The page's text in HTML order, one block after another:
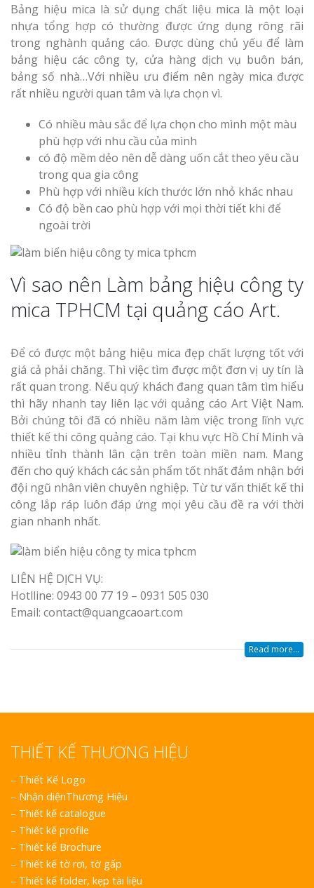
Bảng hiệu mica là sử dụng chất liệu mica là một loại
nhựa tổng hợp có thường được ứng dụng rông rãi
trong nghành quảng cáo. Được dùng chủ yếu để làm
bảng hiệu các công ty, cửa hàng dịch vụ buôn bán,
bảng số nhà…Với nhiều ưu điểm nên ngày mica được
rất nhiều người quan tâm và lựa chọn vì.
Có nhiều màu sắc để lựa chọn cho mình một màu
phù hợp với nhu cầu của mình
có độ mềm dẻo nên dễ dàng uốn cắt theo yêu cầu
trong qua gia công
Phù hợp với nhiều kích thước lớn nhỏ khác nhau
Có độ bền cao phù hợp với mọi thời tiết khi để
ngoài trời
Vì sao nên Làm bảng hiệu công ty
mica TPHCM tại quảng cáo Art.
Để có được một bảng hiệu mica đẹp chất lượng tốt với
giá cả phải chăng. Thì việc tìm được một đơn vị uy tín là
rất quan trong. Nếu quý khách đang quan tâm tìm hiểu
thì hãy nhanh tay liên lạc với quảng cáo Art Việt Nam.
Bởi chúng tôi đã có nhiều năm làm việc trong lĩnh vực
thiết kế thi công quảng cáo. Tại khu vực Hồ Chí Minh và
nhiều tỉnh thành lân cận trên toàn miền nam. Mang
đến cho quý khách các sản phẩm tốt nhất đảm nhận bới
đội ngũ nhân viên chuyên nghiệp. Từ tư vấn thiết kế thi
công lắp ráp luôn đáp ứng mọi yêu cầu đề ra với thời
gian nhanh nhất.
LIÊN HỆ DỊCH VỤ:
Hotlline: 0943 00 77 19 – 0931 505 030
Email: contact@quangcaoart.com
Read more...
THIẾT KẾ THƯƠNG HIỆU
– Thiết Kế Logo
– Nhận diệnThương Hiệu
– Thiết kế catalogue
– Thiết kế profile
– Thiết kế Brochure
– Thiết kế tờ rơi, tờ gấp
– Thiết kế folder, kẹp tài liệu
Thi Công
Nghệ An Nâng Tầm
Hiệu
Làm Biển
Rẻ Tại Vinh Giải Pháp
Quả
Làm Hộp
Biển Led
Làm Biển
Mica Tại Vinh Lấy
Làm biển
tại Vinh Nghệ An
Làm Biển
Nam Đàn Uy Tín Giá
Hàng